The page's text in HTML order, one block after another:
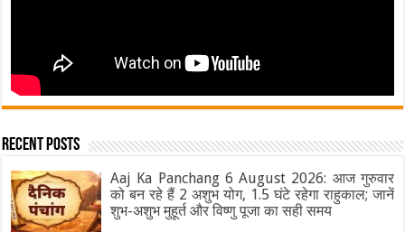
Recent Posts
Aaj Ka Panchang 6 August 2026: आज गुरुवार
को बन रहे हैं 2 अशुभ योग, 1.5 घंटे रहेगा राहुकाल; जानें
शुभ-अशुभ मुहूर्त और विष्णु पूजा का सही समय